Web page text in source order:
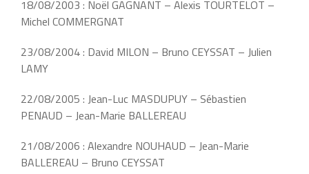
18/08/2003 : Noël GAGNANT – Alexis TOURTELOT –
Michel COMMERGNAT
23/08/2004 : David MILON – Bruno CEYSSAT – Julien
LAMY
22/08/2005 : Jean-Luc MASDUPUY – Sébastien
PENAUD – Jean-Marie BALLEREAU
21/08/2006 : Alexandre NOUHAUD – Jean-Marie
BALLEREAU – Bruno CEYSSAT